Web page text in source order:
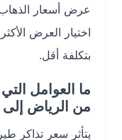
عرض أسعار الذهاب
اختيار العرض الأكثر
بتكلفة أقل.
ما العوامل التي
من الرياض إلى
يتأثر سعر تذاكر طيران